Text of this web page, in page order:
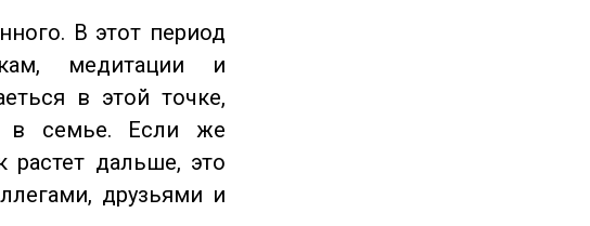
В этот период
медитации и
в этой точке,
в семье. Если же
растет дальше, это
друзьями и